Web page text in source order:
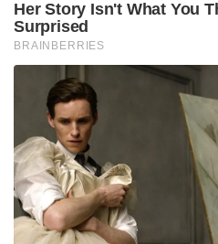
എഫ്.ഐ.ആർ (FIR)
ഇതുവരെ നാല് പ്രതികളെ
ചെയ്തിട്ടുണ്ട്.
പ്രതിയായ ഫഹീമിനെ
മറ്റൊരു കേസിൽ അറസ്റ്റ്
ഇയാളുടെ മൊബൈൽ
പിടിച്ചെടുത്തതോടെയാണ്
പുറത്തുപോകില്ലെന്ന
നൽകാൻ മുന്നോട്ടുവന്നത്.